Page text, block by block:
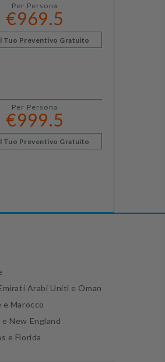
Per Persona
€969.5
Tuo Preventivo Gratuito
Per Persona
€999.5
Tuo Preventivo Gratuito
Arabi Uniti e Oman
e Marocco
e New England
e Florida